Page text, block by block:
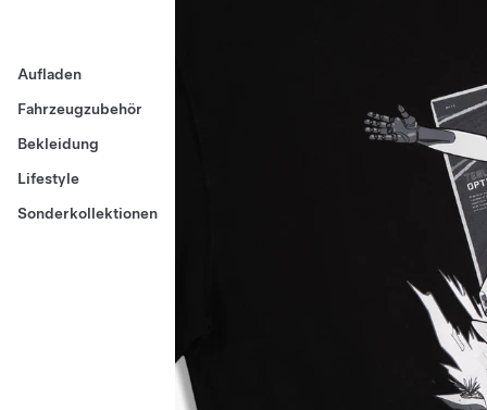
Aufladen
Fahrzeugzubehör
Bekleidung
Lifestyle
Sonderkollektionen